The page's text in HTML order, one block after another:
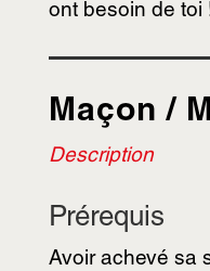
ont besoin de toi
Maçon /
Description
Prérequis
Avoir achevé sa